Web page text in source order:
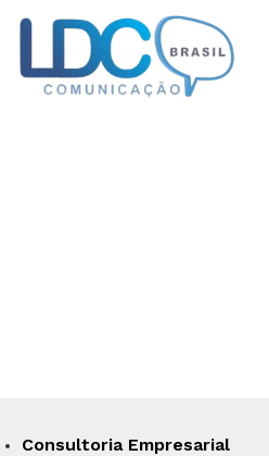
Consultoria Empresarial